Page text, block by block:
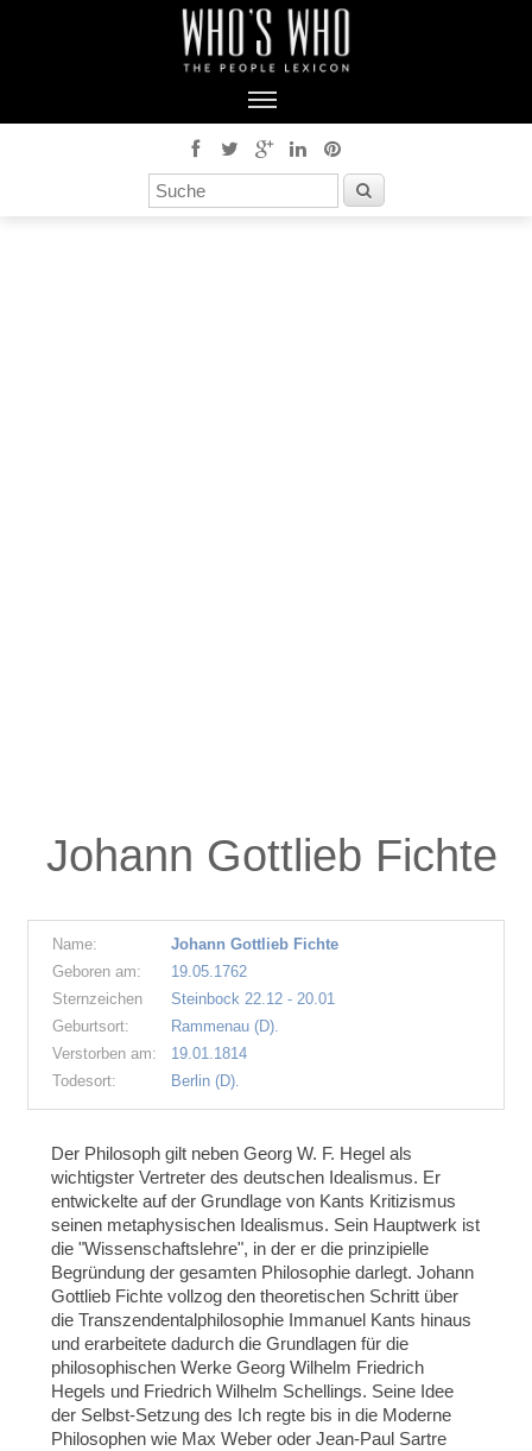
Johann Gottlieb Fichte
Name:
Johann Gottlieb Fichte
Geboren am:
19.05.1762
Sternzeichen
Steinbock 22.12 - 20.01
Geburtsort:
Rammenau (D).
Verstorben am:
19.01.1814
Todesort:
Berlin (D).
Der Philosoph gilt neben Georg W. F. Hegel als
wichtigster Vertreter des deutschen Idealismus. Er
entwickelte auf der Grundlage von Kants Kritizismus
seinen metaphysischen Idealismus. Sein Hauptwerk ist
die "Wissenschaftslehre", in der er die prinzipielle
Begründung der gesamten Philosophie darlegt. Johann
Gottlieb Fichte vollzog den theoretischen Schritt über
die Transzendentalphilosophie Immanuel Kants hinaus
und erarbeitete dadurch die Grundlagen für die
philosophischen Werke Georg Wilhelm Friedrich
Hegels und Friedrich Wilhelm Schellings. Seine Idee
der Selbst-Setzung des Ich regte bis in die Moderne
Philosophen wie Max Weber oder Jean-Paul Sartre